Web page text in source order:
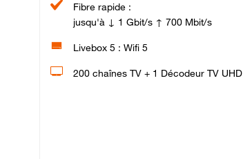
Fibre rapide :
jusqu'à ↓ 1 Gbit/s ↑ 700 Mbit/s
Livebox 5 : Wifi 5
200 chaînes TV + 1 Décodeur TV UHD